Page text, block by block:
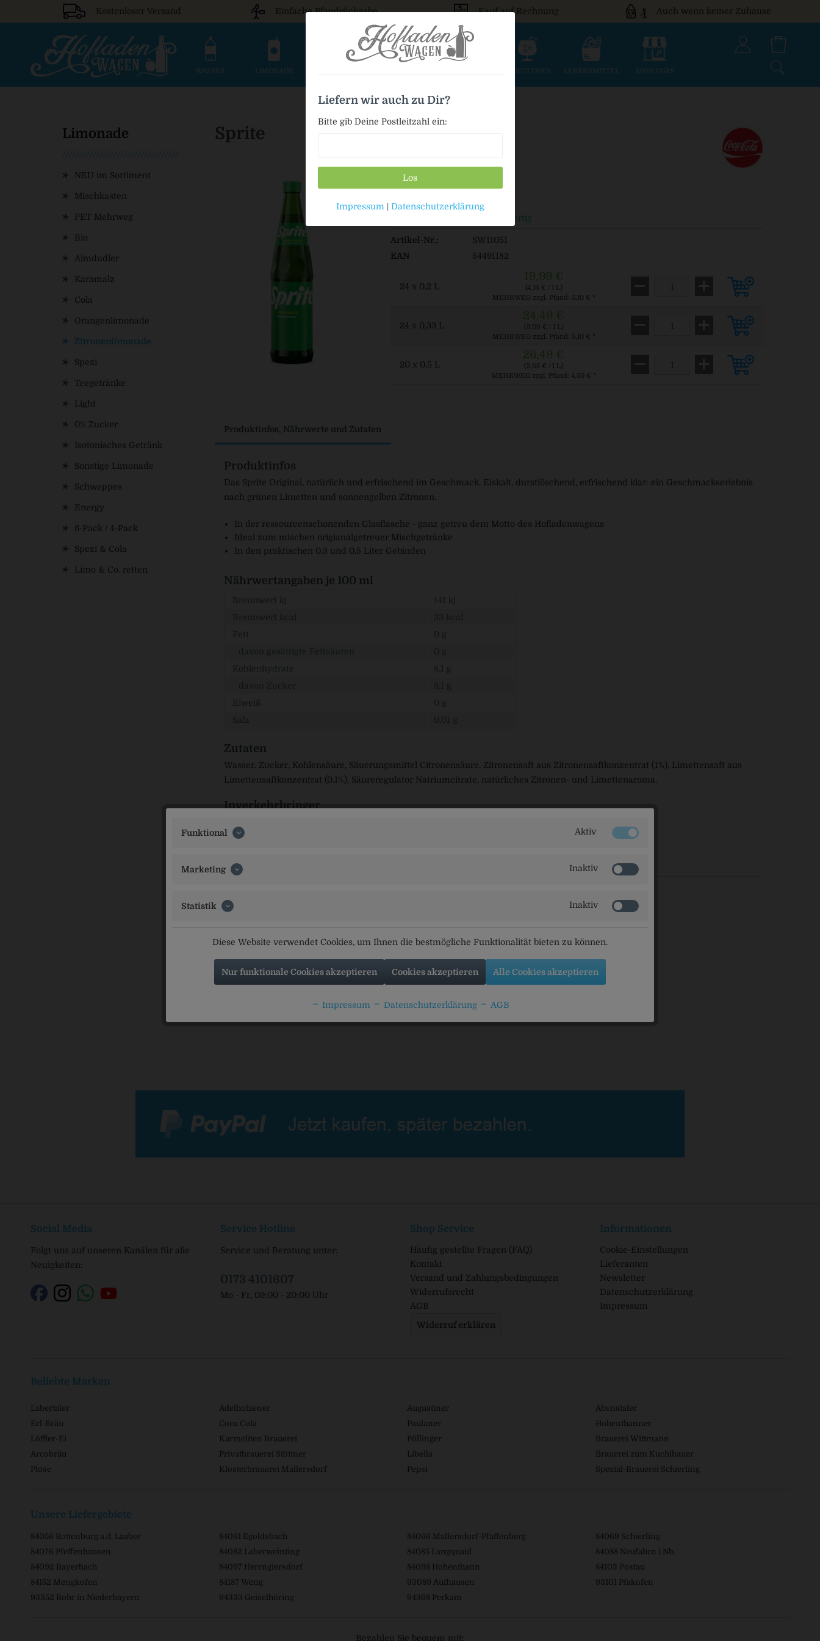
Kostenloser Versand Einfache Pfandrückgabe Kauf auf Rechnung Auch wenn keiner Zuhause
WASSER LIMONADE SPIRITUOSEN LEBENSMITTEL SONSTIGES
Limonade
NEU im Sortiment
Mischkasten
PET Mehrweg
Bio
Almdudler
Karamalz
Cola
Orangenlimonade
Zitronenlimonade
Spezi
Teegetränke
Light
0% Zucker
Isotonisches Getränk
Sonstige Limonade
Schweppes
Energy
6-Pack / 4-Pack
Spezi & Cola
Limo & Co. retten
Sprite
26,49 € *
Auf Lager / Sofort versandfertig
Artikel-Nr.:
SW11051
EAN
54491182
24 x 0,2 L
19,99 €
(4,16 € / 1 L)
MEHRWEG zzgl. Pfand: 5,10 € *
24 x 0,33 L
24,49 €
(3,09 € / 1 L)
MEHRWEG zzgl. Pfand: 5,10 € *
20 x 0,5 L
26,49 €
(2,65 € / 1 L)
MEHRWEG zzgl. Pfand: 4,50 € *
Produktinfos, Nährwerte und Zutaten
Produktinfos
Das Sprite Original, natürlich und erfrischend im Geschmack. Eiskalt, durstlöschend, erfrischend klar: ein Geschmackserlebnis
nach grünen Limetten und sonnengelben Zitronen.
In der ressourcenschonenden Glasflasche - ganz getreu dem Motto des Hofladenwagens
Ideal zum mischen origianalgetreuer Mischgetränke
In den praktischen 0,3 und 0,5 Liter Gebinden
Nährwertangaben je 100 ml
Brennwert kj
141 kj
Fett
0 g
Kohlenhydrate
8,1 g
Eiweiß
0 g
Zutaten
Wasser, Zucker, Kohlensäure, Säuerungsmittel Citronensäure, Zitronensaft aus Zitronensaftkonzentrat (1%), Limettensaft aus
Limettensaftkonzentrat (0.1%), Säureregulator Natriumcitrate, natürliches Zitronen- und Limettenaroma.
Inverkehrbringer
Ähnliche Artikel
7up
Stöttner Zitrone Fit
König Otto-Sprudel King's
Social Media
Folgt uns auf unseren Kanälen für alle
Neuigkeiten:
Service Hotline
Service und Beratung unter:
0173 4101607
Mo - Fr, 09:00 - 20:00 Uhr
Shop Service
Häufig gestellte Fragen (FAQ)
Kontakt
Versand und Zahlungsbedingungen
Widerrufsrecht
AGB
Widerruf erklären
Informationen
Cookie-Einstellungen
Lieferanten
Newsletter
Datenschutzerklärung
Impressum
Beliebte Marken
Labertaler Adelholzener Augustiner
Abenstaler
Erl-Bräu
Coca Cola Paulaner
Hohenthanner
Löffler-Ei
Karmeliten Brauerei Pöllinger
Brauerei Wittmann
Arcobräu
Privatbrauerei Stöttner Libella
Brauerei zum Kuchlbauer
Plose
Klosterbrauerei Mallersdorf Pepsi Spezial-Brauerei Schierling
Unsere Liefergebiete
84056 Rottenburg a.d. Laaber 84061 Egoldsbach 84066 Mallersdorf-Pfaffenberg
84069 Schierling
84076 Pfeffenhausen
84082 Laberweinting 84085 Langquaid
84088 Neufahrn i.Nb.
84092 Bayerbach
84097 Herrngiersdorf 84098 Hohenthann
84103 Postau
84152 Mengkofen
84187 Weng 93089 Aufhausen
93101 Pfakofen
93352 Rohr in Niederbayern
94333 Geiselhöring 94368 Perkam
Bezahlen Sie bequem mit:
Funktional Aktiv
Marketing Inaktiv
Statistik Inaktiv
Diese Website verwendet Cookies, um Ihnen die bestmögliche Funktionalität bieten zu können.
Nur funktionale Cookies akzeptieren Cookies akzeptieren Alle Cookies akzeptieren
Impressum Datenschutzerklärung AGB
Liefern wir auch zu Dir?
Bitte gib Deine Postleitzahl ein:
Los
Impressum | Datenschutzerklärung